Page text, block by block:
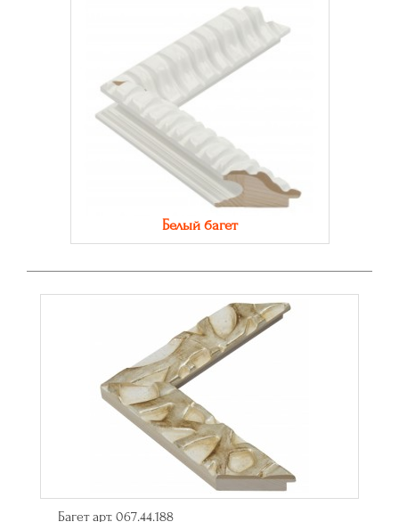
Белый багет
Багет арт. 067.44.188